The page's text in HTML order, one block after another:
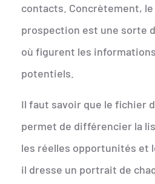
contacts. Concrètement,
prospection est une sorte
où figurent les
potentiels.
Il faut savoir que le fichier
permet de différencier la
les réelles opportunités et
il dresse un portrait de